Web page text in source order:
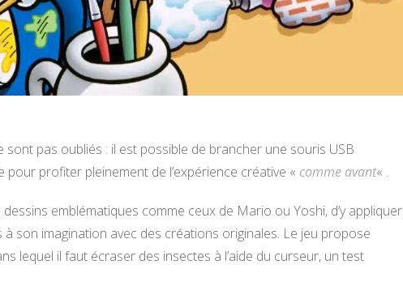
sont pas oubliés : il est possible de brancher une souris USB
profiter pleinement de l’expérience créative « comme avant« .
emblématiques comme ceux de Mario ou Yoshi, d’y appliquer
son imagination avec des créations originales. Le jeu propose
lequel il faut écraser des insectes à l’aide du curseur, un test